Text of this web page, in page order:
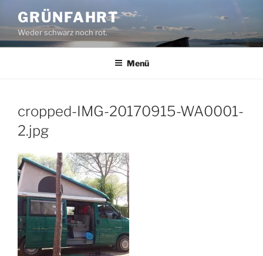
Inhalt
springen
GRÜNFAHRT
Weder schwarz noch rot.
Menü
cropped-IMG-20170915-WA0001-
2.jpg